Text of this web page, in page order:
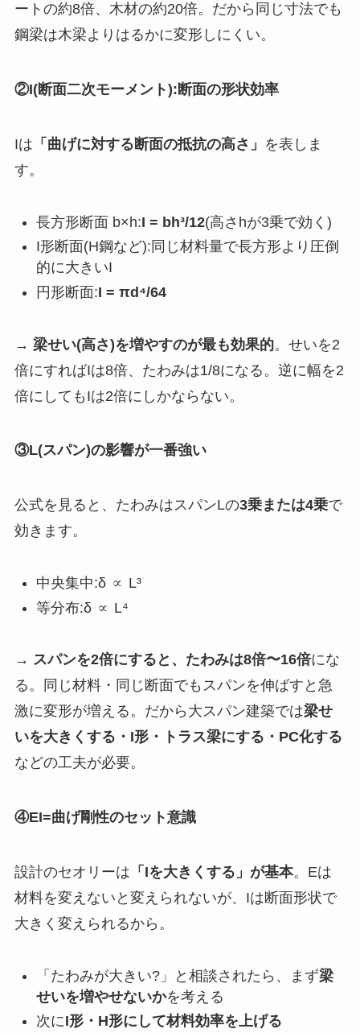
ートの約8倍、木材の約20倍。だから同じ寸法でも
鋼梁は木梁よりはるかに変形しにくい。
②I(断面二次モーメント):断面の形状効率
Iは 「曲げに対する断面の抵抗の高さ」 を表しま
す。
長方形断面 b×h:I = bh³/12(高さhが3乗で効く)
I形断面(H鋼など):同じ材料量で長方形より圧倒
的に大きいI
円形断面:I = πd⁴/64
→ 梁せい(高さ)を増やすのが最も効果的。せいを2
倍にすればIは8倍、たわみは1/8になる。逆に幅を2
倍にしてもIは2倍にしかならない。
③L(スパン)の影響が一番強い
公式を見ると、たわみはスパンLの3乗または4乗で
効きます。
中央集中:δ ∝ L³
等分布:δ ∝ L⁴
→ スパンを2倍にすると、たわみは8倍〜16倍にな
る。同じ材料・同じ断面でもスパンを伸ばすと急
激に変形が増える。だから大スパン建築では梁せ
いを大きくする・I形・トラス梁にする・PC化する
などの工夫が必要。
④EI=曲げ剛性のセット意識
設計のセオリーは 「Iを大きくする」が基本。Eは
材料を変えないと変えられないが、Iは断面形状で
大きく変えられるから。
「たわみが大きい?」と相談されたら、まず梁
せいを増やせないかを考える
次にI形・H形にして材料効率を上げる